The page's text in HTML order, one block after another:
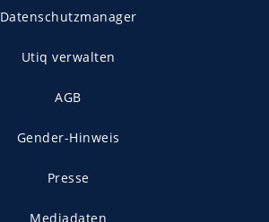
Datenschutzmanager
Utiq verwalten
AGB
Gender-Hinweis
Presse
Mediadaten